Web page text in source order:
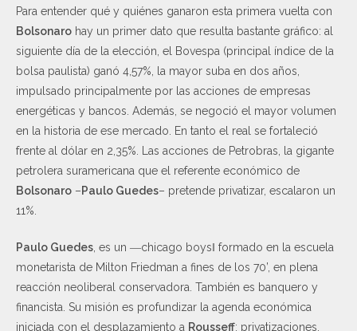
Para entender qué y quiénes ganaron esta primera vuelta con
Bolsonaro hay un primer dato que resulta bastante gráfico: al
siguiente día de la elección, el Bovespa (principal índice de la
bolsa paulista) ganó 4,57%, la mayor suba en dos años,
impulsado principalmente por las acciones de empresas
energéticas y bancos. Además, se negoció el mayor volumen
en la historia de ese mercado. En tanto el real se fortaleció
frente al dólar en 2,35%. Las acciones de Petrobras, la gigante
petrolera suramericana que el referente económico de
Bolsonaro –Paulo Guedes– pretende privatizar, escalaron un
11%.
Paulo Guedes , es un ―chicago boys‖ formado en la escuela
monetarista de Milton Friedman a fines de los 70’, en plena
reacción neoliberal conservadora. También es banquero y
financista. Su misión es profundizar la agenda económica
iniciada con el desplazamiento a Rousseff: privatizaciones,